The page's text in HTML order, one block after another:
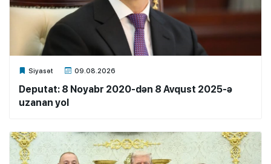
Siyasət 09.08.2026
Xalq.Online
Deputat: 8 Noyabr 2020-dən 8 Avqust 2025-ə
uzanan yol